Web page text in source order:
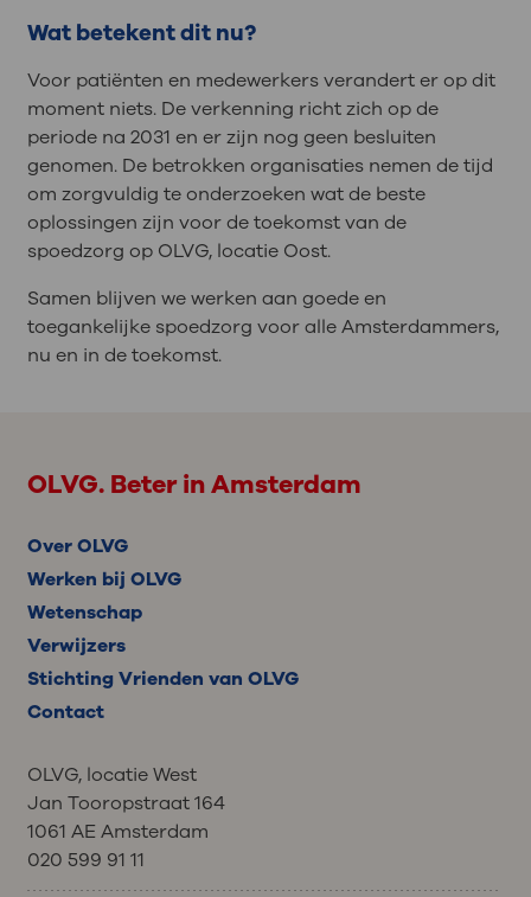
Wat betekent dit nu?
Voor patiënten en medewerkers verandert er op dit
moment niets. De verkenning richt zich op de
periode na 2031 en er zijn nog geen besluiten
genomen. De betrokken organisaties nemen de tijd
om zorgvuldig te onderzoeken wat de beste
oplossingen zijn voor de toekomst van de
spoedzorg op OLVG, locatie Oost.
Samen blijven we werken aan goede en
toegankelijke spoedzorg voor alle Amsterdammers,
nu en in de toekomst.
OLVG. Beter in Amsterdam
Over OLVG
Werken bij OLVG
Wetenschap
Verwijzers
Stichting Vrienden van OLVG
Contact
OLVG, locatie West
Jan Tooropstraat 164
1061 AE Amsterdam
020 599 91 11